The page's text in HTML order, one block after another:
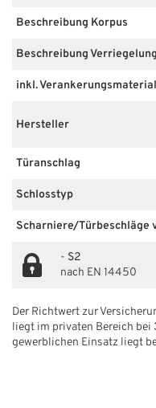
Beschreibung Korpus
Beschreibung Verriegelung
inkl. Verankerungsmaterial
Hersteller
Türanschlag
Schlosstyp
Scharniere/Türbeschläge
- S2
nach EN 14450
Der Richtwert zur
liegt im privaten Bereich bei
gewerblichen Einsatz liegt